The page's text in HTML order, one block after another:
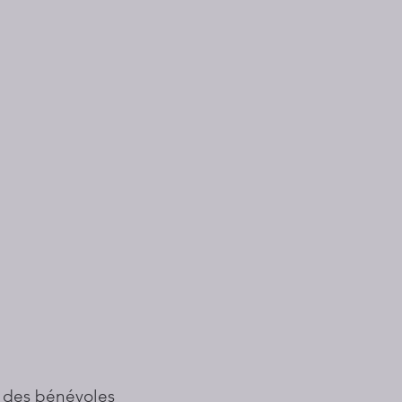
des bénévoles